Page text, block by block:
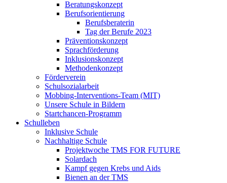
Beratungskonzept
Berufsorientierung
Berufsberaterin
Tag der Berufe 2023
Präventionskonzept
Sprachförderung
Inklusionskonzept
Methodenkonzept
Förderverein
Schulsozialarbeit
Mobbing-Interventions-Team (MIT)
Unsere Schule in Bildern
Startchancen-Programm
Schulleben
Inklusive Schule
Nachhaltige Schule
Projektwoche TMS FOR FUTURE
Solardach
Kampf gegen Krebs und Aids
Bienen an der TMS